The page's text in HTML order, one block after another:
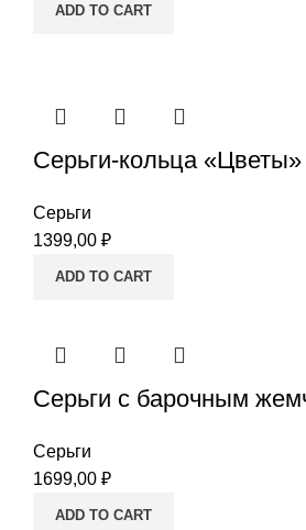
ADD TO CART
Серьги-кольца «Цветы»
Серьги
1399,00 ₽
ADD TO CART
Серьги с барочным
Серьги
1699,00 ₽
ADD TO CART